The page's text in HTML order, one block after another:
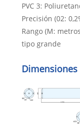
PVC 3:
Precisión (02:
Rango (M:
tipo grande